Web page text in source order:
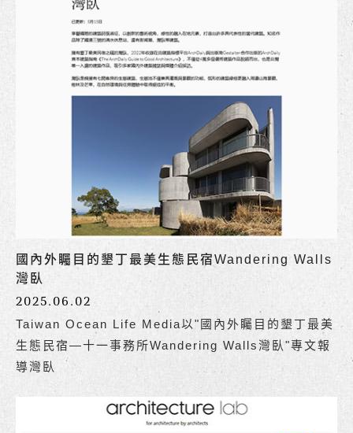
國內外矚目的墾丁最美生態民宿Wandering Walls
灣臥
2025.06.02
Taiwan Ocean Life Media以"國內外矚目的墾丁最美
生態民宿—十一事務所Wandering Walls灣臥"專文報
導灣臥